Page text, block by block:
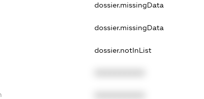
dossier.missingData
dossier.missingData
dossier.notInList